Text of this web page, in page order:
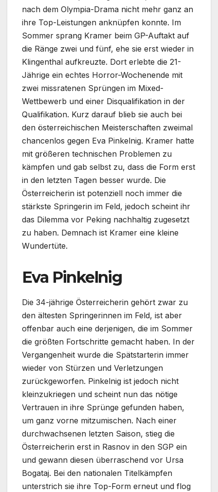
nach dem Olympia-Drama nicht mehr ganz an
ihre Top-Leistungen anknüpfen konnte. Im
Sommer sprang Kramer beim GP-Auftakt auf
die Ränge zwei und fünf, ehe sie erst wieder in
Klingenthal aufkreuzte. Dort erlebte die 21-
Jährige ein echtes Horror-Wochenende mit
zwei missratenen Sprüngen im Mixed-
Wettbewerb und einer Disqualifikation in der
Qualifikation. Kurz darauf blieb sie auch bei
den österreichischen Meisterschaften zweimal
chancenlos gegen Eva Pinkelnig. Kramer hatte
mit größeren technischen Problemen zu
kämpfen und gab selbst zu, dass die Form erst
in den letzten Tagen besser wurde. Die
Österreicherin ist potenziell noch immer die
stärkste Springerin im Feld, jedoch scheint ihr
das Dilemma vor Peking nachhaltig zugesetzt
zu haben. Demnach ist Kramer eine kleine
Wundertüte.
Eva Pinkelnig
Die 34-jährige Österreicherin gehört zwar zu
den ältesten Springerinnen im Feld, ist aber
offenbar auch eine derjenigen, die im Sommer
die größten Fortschritte gemacht haben. In der
Vergangenheit wurde die Spätstarterin immer
wieder von Stürzen und Verletzungen
zurückgeworfen. Pinkelnig ist jedoch nicht
kleinzukriegen und scheint nun das nötige
Vertrauen in ihre Sprünge gefunden haben,
um ganz vorne mitzumischen. Nach einer
durchwachsenen letzten Saison, stieg die
Österreicherin erst in Rasnov in den SGP ein
und gewann diesen überraschend vor Ursa
Bogataj. Bei den nationalen Titelkämpfen
unterstrich sie ihre Top-Form erneut und flog